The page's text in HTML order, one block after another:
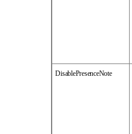
DisablePresenceNote